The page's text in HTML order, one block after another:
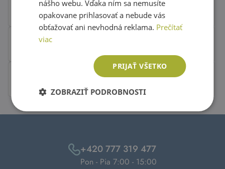
+420 777 319 477
Pon - Pia 7:00 - 15:00
nášho webu. Vďaka ním sa nemusíte
opakovane prihlasovať a nebude vás
obťažovať ani nevhodná reklama. Prečítať
viac
PRIJAŤ VŠETKO
ZOBRAZIŤ PODROBNOSTI